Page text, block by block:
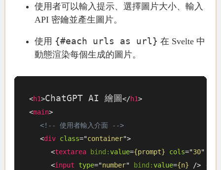
使用者可以輸入提示、選擇圖片大小、輸入
API 密鑰並產生圖片。
使用 {#each urls as url} 在 Svelte 中
動態渲染每個生成的圖片。
<h1>ChatGPT AI 繪圖</h1>
<main>
<!-- 使用者輸入介面 -->
<div class="container">
<textarea bind:value={prompt} cols="30"
<input type="number" bind:value={n} />
<!--